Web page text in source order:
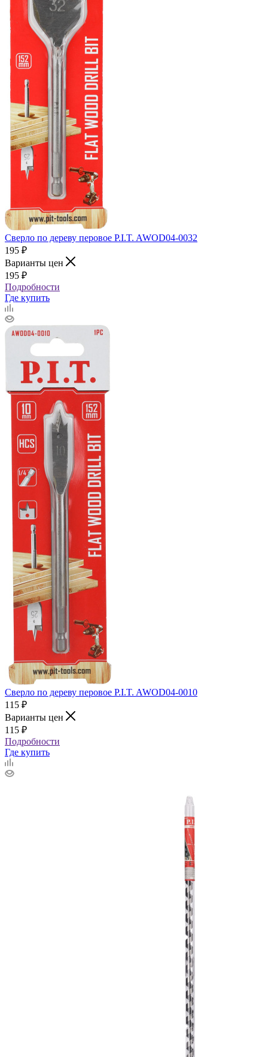
Сверло по дереву перовое P.I.T. AWOD04-0032
195 ₽
Варианты цен
195 ₽
Подробности
Где купить
Сверло по дереву перовое P.I.T. AWOD04-0010
115 ₽
Варианты цен
115 ₽
Подробности
Где купить